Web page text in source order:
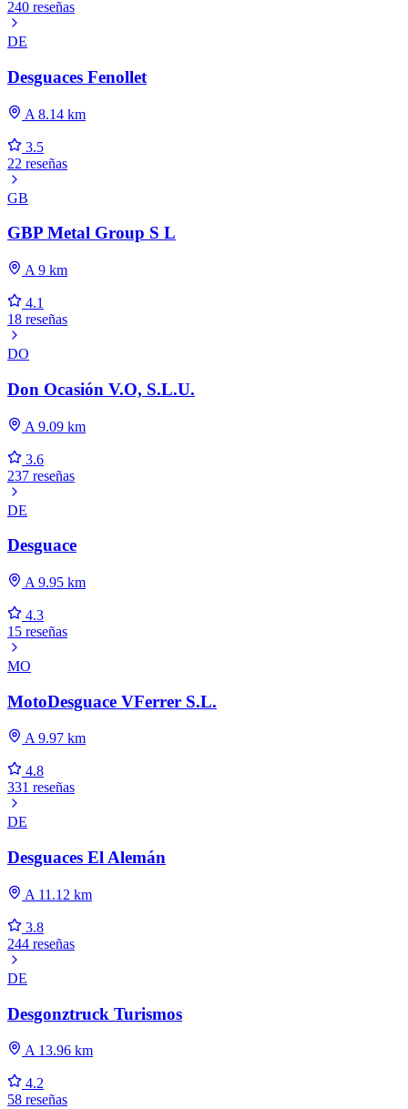
240 reseñas
DE
Desguaces Fenollet
A 8.14 km
3.5
22 reseñas
GB
GBP Metal Group S L
A 9 km
4.1
18 reseñas
DO
Don Ocasión V.O, S.L.U.
A 9.09 km
3.6
237 reseñas
DE
Desguace
A 9.95 km
4.3
15 reseñas
MO
MotoDesguace VFerrer S.L.
A 9.97 km
4.8
331 reseñas
DE
Desguaces El Alemán
A 11.12 km
3.8
244 reseñas
DE
Desgonztruck Turismos
A 13.96 km
4.2
58 reseñas